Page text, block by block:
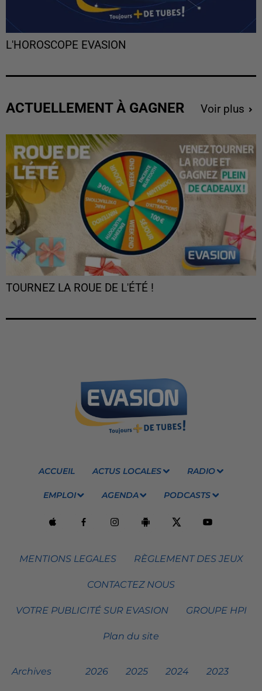
L'HOROSCOPE EVASION
ACTUELLEMENT À GAGNER Voir plus
TOURNEZ LA ROUE DE L'ÉTÉ !
ACCUEIL ACTUS LOCALES RADIO
EMPLOI AGENDA PODCASTS
MENTIONS LEGALES RÈGLEMENT DES JEUX
CONTACTEZ NOUS
VOTRE PUBLICITÉ SUR EVASION GROUPE HPI
Plan du site
Archives 2026 2025 2024 2023